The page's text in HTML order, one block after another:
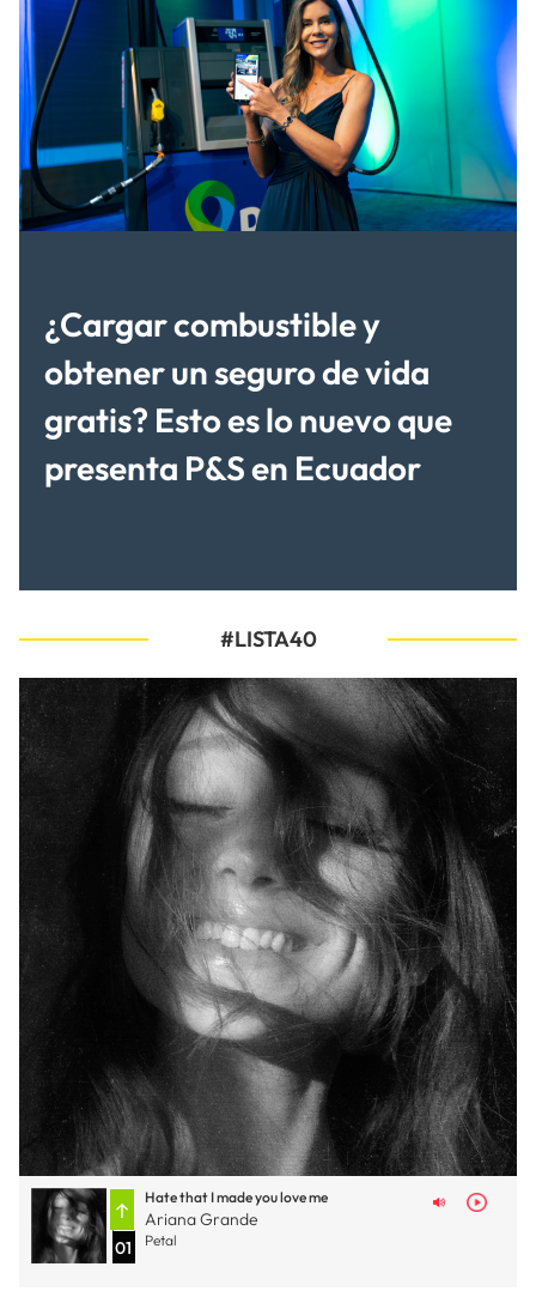
¿Cargar combustible y
obtener un seguro de vida
gratis? Esto es lo nuevo que
presenta P&S en Ecuador
#LISTA40
01
Hate that I made you love me
Ariana Grande
Petal